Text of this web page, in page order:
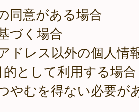
同意がある場合
づく場合
ドレス以外の個人情
として利用する場合
やむを得ない必要が